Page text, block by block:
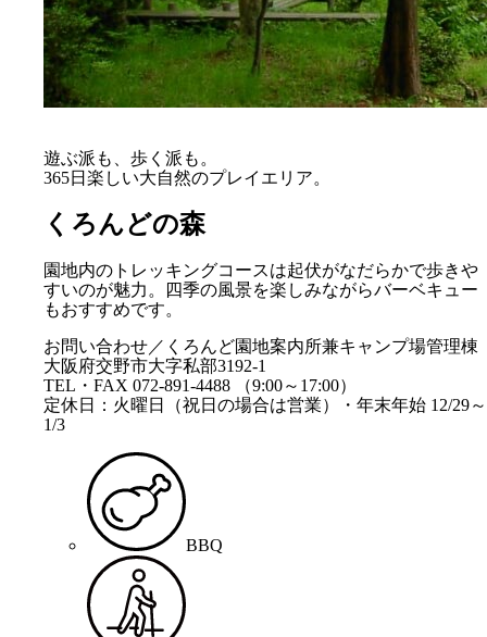
遊ぶ派も、歩く派も。
365日楽しい大自然のプレイエリア。
くろんどの森
園地内のトレッキングコースは起伏がなだらかで歩きや
すいのが魅力。四季の風景を楽しみながらバーベキュー
もおすすめです。
お問い合わせ／くろんど園地案内所兼キャンプ場管理棟
大阪府交野市大字私部3192-1
TEL・FAX 072-891-4488 （9:00～17:00）
定休日：火曜日（祝日の場合は営業）・年末年始 12/29～
1/3
BBQ